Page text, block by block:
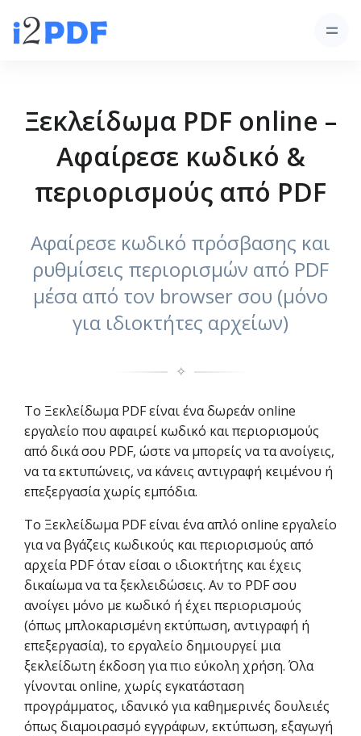
Ξεκλείδωμα PDF online –
Αφαίρεσε κωδικό &
περιορισμούς από PDF
Αφαίρεσε κωδικό πρόσβασης και
ρυθμίσεις περιορισμών από PDF
μέσα από τον browser σου (μόνο
για ιδιοκτήτες αρχείων)
✧
Το Ξεκλείδωμα PDF είναι ένα δωρεάν online
εργαλείο που αφαιρεί κωδικό και περιορισμούς
από δικά σου PDF, ώστε να μπορείς να τα ανοίγεις,
να τα εκτυπώνεις, να κάνεις αντιγραφή κειμένου ή
επεξεργασία χωρίς εμπόδια.
Το Ξεκλείδωμα PDF είναι ένα απλό online εργαλείο
για να βγάζεις κωδικούς και περιορισμούς από
αρχεία PDF όταν είσαι ο ιδιοκτήτης και έχεις
δικαίωμα να τα ξεκλειδώσεις. Αν το PDF σου
ανοίγει μόνο με κωδικό ή έχει περιορισμούς
(όπως μπλοκαρισμένη εκτύπωση, αντιγραφή ή
επεξεργασία), το εργαλείο δημιουργεί μια
ξεκλείδωτη έκδοση για πιο εύκολη χρήση. Όλα
γίνονται online, χωρίς εγκατάσταση
προγράμματος, ιδανικό για καθημερινές δουλειές
όπως διαμοιρασμό εγγράφων, εκτύπωση, εξαγωγή